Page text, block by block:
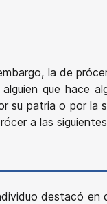
la de
que hace
su patria o por la
a las
destacó